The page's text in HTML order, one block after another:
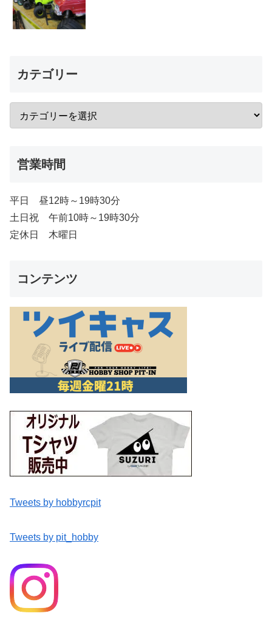
カテゴリー
営業時間
平日 昼12時～19時30分
土日祝 午前10時～19時30分
定休日 木曜日
コンテンツ
Tweets by hobbyrcpit
Tweets by pit_hobby